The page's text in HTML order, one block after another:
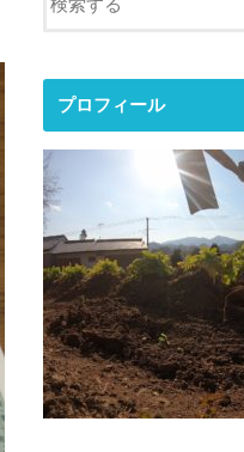
プロフィール